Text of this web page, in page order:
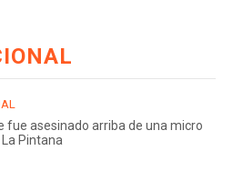
fue asesinado arriba de una micro
La Pintana